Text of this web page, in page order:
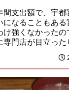
間支出額で、宇都
になることもあ
け強くなかった
専門店が目立った